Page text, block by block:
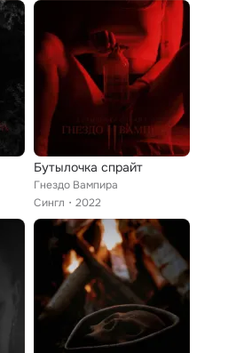
Бутылочка спрайт
Гнездо Вампира
Сингл
2022